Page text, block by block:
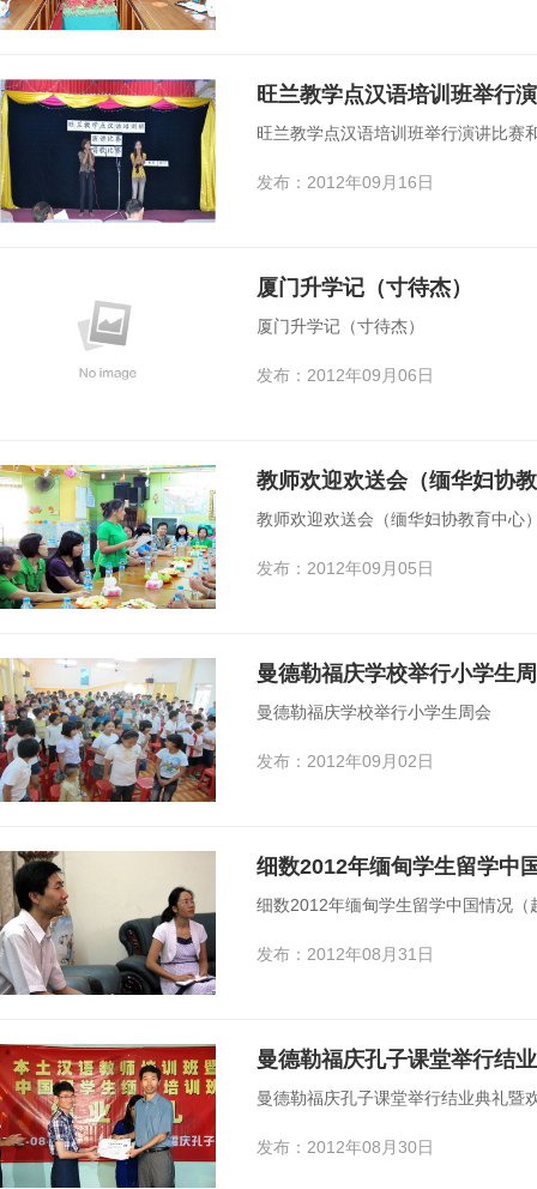
旺兰教学点汉语培训班举行演讲比赛
发布：2012年09月16日
厦门升学记（寸待杰）
厦门升学记（寸待杰）
发布：2012年09月06日
教师欢迎欢送会（缅华妇协
教师欢迎欢送会（缅华妇协教育中心
发布：2012年09月05日
曼德勒福庆学校举行小学生
曼德勒福庆学校举行小学生周会
发布：2012年09月02日
细数2012年缅甸学生留学中
细数2012年缅甸学生留学中国情况（
发布：2012年08月31日
曼德勒福庆孔子课堂举行结业典礼暨
发布：2012年08月30日